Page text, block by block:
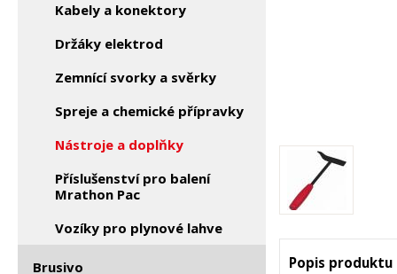
Kabely a konektory
Držáky elektrod
Zemnící svorky a svěrky
Spreje a chemické přípravky
Nástroje a doplňky
Příslušenství pro balení
Mrathon Pac
Vozíky pro plynové lahve
Brusivo Popis produktu